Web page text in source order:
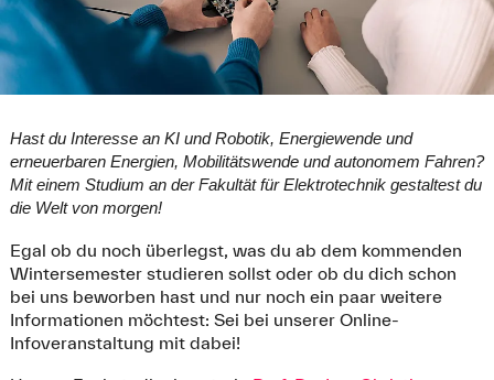
Hast du Interesse an KI und Robotik, Energiewende und
erneuerbaren Energien, Mobilitätswende und autonomem Fahren?
Mit einem Studium an der Fakultät für Elektrotechnik gestaltest du
die Welt von morgen!
Egal ob du noch überlegst, was du ab dem kommenden
Wintersemester studieren sollst oder ob du dich schon
bei uns beworben hast und nur noch ein paar weitere
Informationen möchtest: Sei bei unserer Online-
Infoveranstaltung mit dabei!